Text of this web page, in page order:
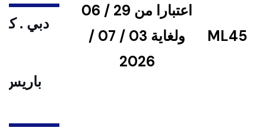
ML45
اعتبارا من 29 / 06
ولغاية 03 / 07 /
2026
دبي .
باريس